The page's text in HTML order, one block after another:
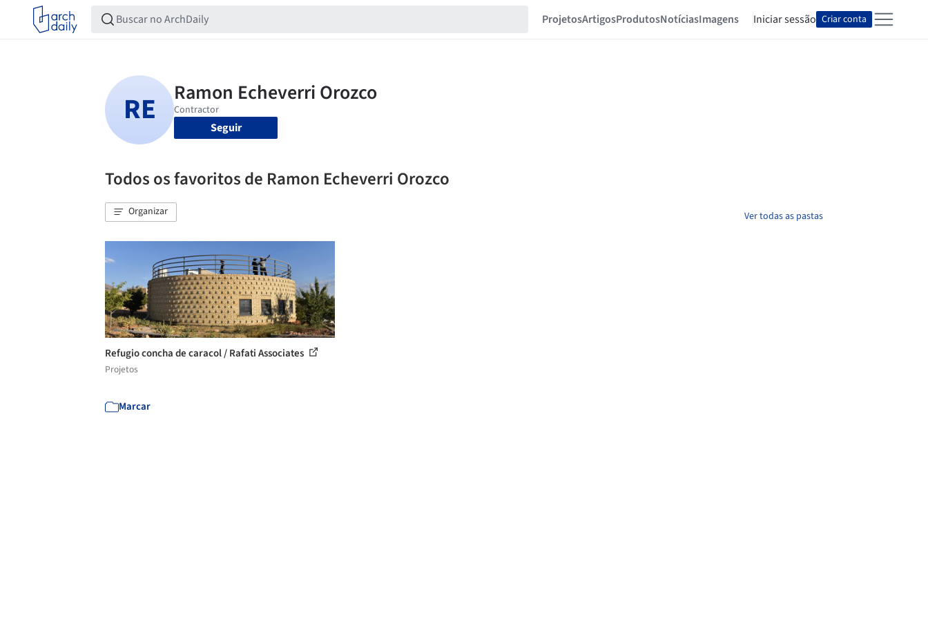
ProjetosArtigosProdutosNotíciasImagens Iniciar sessão Criar conta
Seguir
Todos os favoritos de Ramon Echeverri Orozco
Organizar Ver todas as pastas
Refugio concha de caracol / Rafati Associates
Projetos
Marcar